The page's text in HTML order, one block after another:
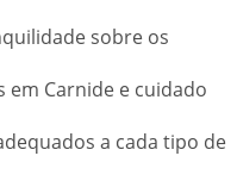
sobre os
em Carnide e cuidado
a cada tipo de